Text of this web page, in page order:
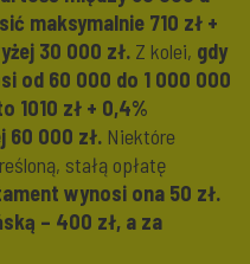
maksymalnie 710 zł +
30 000 zł. Z kolei, gdy
od 60 000 do 1 000 000
1010 zł + 0,4%
60 000 zł. Niektóre
stałą opłatę
wynosi ona 50 zł.
– 400 zł, a za